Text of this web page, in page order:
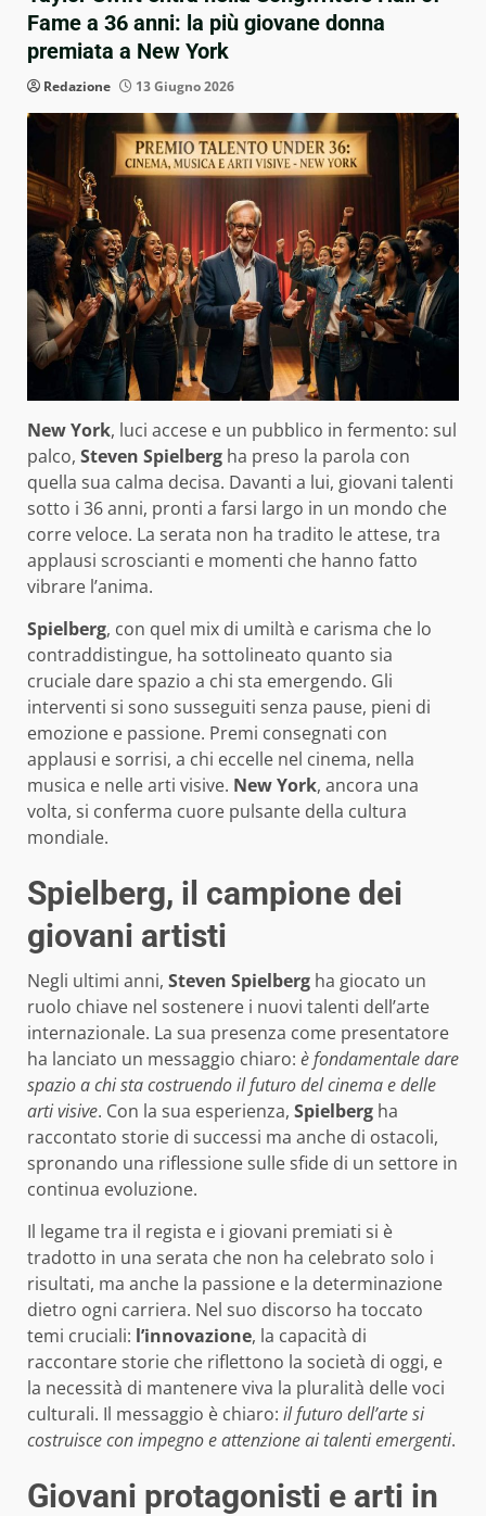
Fame a 36 anni: la più giovane donna
premiata a New York
Redazione 13 Giugno 2026
New York, luci accese e un pubblico in fermento: sul
palco, Steven Spielberg ha preso la parola con
quella sua calma decisa. Davanti a lui, giovani talenti
sotto i 36 anni, pronti a farsi largo in un mondo che
corre veloce. La serata non ha tradito le attese, tra
applausi scroscianti e momenti che hanno fatto
vibrare l’anima.
Spielberg, con quel mix di umiltà e carisma che lo
contraddistingue, ha sottolineato quanto sia
cruciale dare spazio a chi sta emergendo. Gli
interventi si sono susseguiti senza pause, pieni di
emozione e passione. Premi consegnati con
applausi e sorrisi, a chi eccelle nel cinema, nella
musica e nelle arti visive. New York, ancora una
volta, si conferma cuore pulsante della cultura
mondiale.
Spielberg, il campione dei
giovani artisti
Negli ultimi anni, Steven Spielberg ha giocato un
ruolo chiave nel sostenere i nuovi talenti dell’arte
internazionale. La sua presenza come presentatore
ha lanciato un messaggio chiaro: è fondamentale dare
spazio a chi sta costruendo il futuro del cinema e delle
arti visive. Con la sua esperienza, Spielberg ha
raccontato storie di successi ma anche di ostacoli,
spronando una riflessione sulle sfide di un settore in
continua evoluzione.
Il legame tra il regista e i giovani premiati si è
tradotto in una serata che non ha celebrato solo i
risultati, ma anche la passione e la determinazione
dietro ogni carriera. Nel suo discorso ha toccato
temi cruciali: l’innovazione, la capacità di
raccontare storie che riflettono la società di oggi, e
la necessità di mantenere viva la pluralità delle voci
culturali. Il messaggio è chiaro: il futuro dell’arte si
costruisce con impegno e attenzione ai talenti emergenti.
Giovani protagonisti e arti in